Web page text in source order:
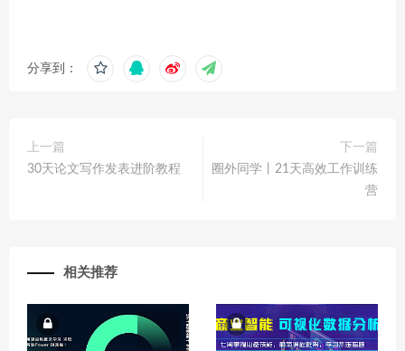
分享到：
上一篇
30天论文写作发表进阶教程
下一篇
圈外同学丨21天高‬效工作训练
营
相关推荐